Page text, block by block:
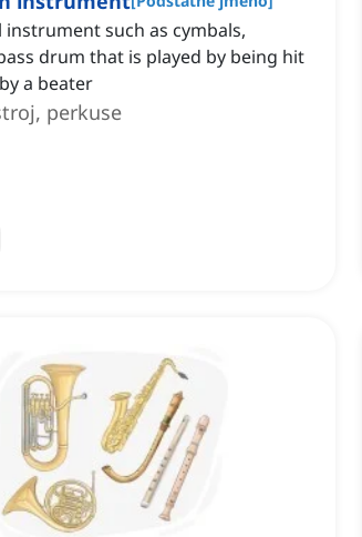
instrument such as cymbals,
drum that is played by being hit
a beater
perkuse